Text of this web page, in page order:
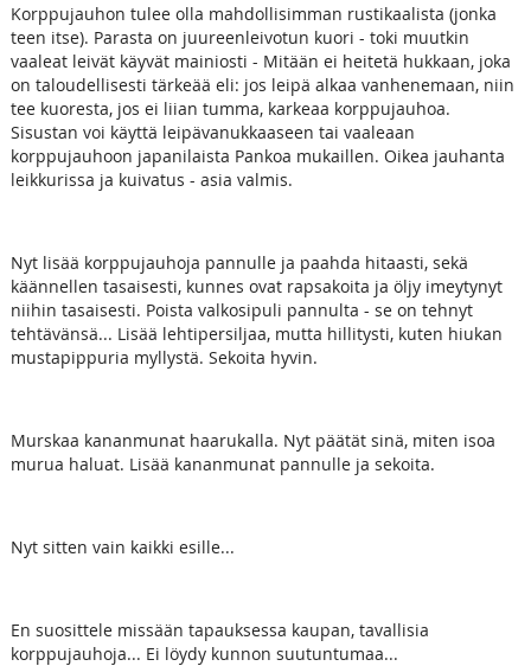
Korppujauhon tulee olla mahdollisimman rustikaalista (jonka
teen itse). Parasta on juureenleivotun kuori - toki muutkin
vaaleat leivät käyvät mainiosti - Mitään ei heitetä hukkaan, joka
on taloudellisesti tärkeää eli: jos leipä alkaa vanhenemaan, niin
tee kuoresta, jos ei liian tumma, karkeaa korppujauhoa.
Sisustan voi käyttä leipävanukkaaseen tai vaaleaan
korppujauhoon japanilaista Pankoa mukaillen. Oikea jauhanta
leikkurissa ja kuivatus - asia valmis.
Nyt lisää korppujauhoja pannulle ja paahda hitaasti, sekä
käännellen tasaisesti, kunnes ovat rapsakoita ja öljy imeytynyt
niihin tasaisesti. Poista valkosipuli pannulta - se on tehnyt
tehtävänsä... Lisää lehtipersiljaa, mutta hillitysti, kuten hiukan
mustapippuria myllystä. Sekoita hyvin.
Murskaa kananmunat haarukalla. Nyt päätät sinä, miten isoa
murua haluat. Lisää kananmunat pannulle ja sekoita.
Nyt sitten vain kaikki esille...
En suosittele missään tapauksessa kaupan, tavallisia
korppujauhoja... Ei löydy kunnon suutuntumaa...